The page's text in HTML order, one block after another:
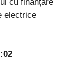
electrice